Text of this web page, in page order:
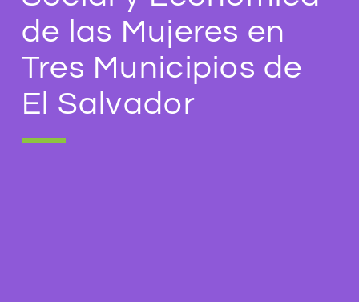
de las Mujeres en
Tres Municipios de
El Salvador